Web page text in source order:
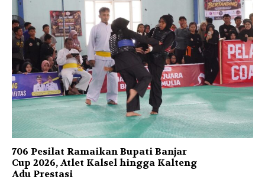
706 Pesilat Ramaikan Bupati Banjar
Cup 2026, Atlet Kalsel hingga Kalteng
Adu Prestasi